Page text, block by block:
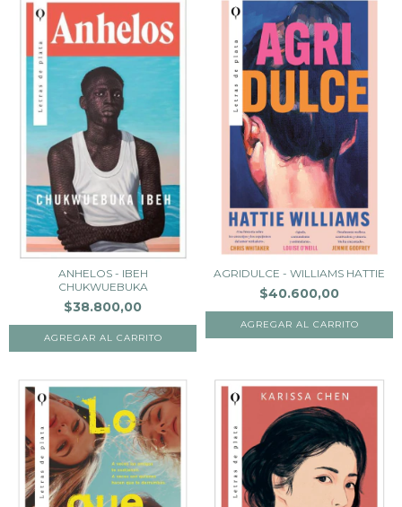
ANHELOS - IBEH
CHUKWUEBUKA
$38.800,00
AGRIDULCE - WILLIAMS HATTIE
$40.600,00